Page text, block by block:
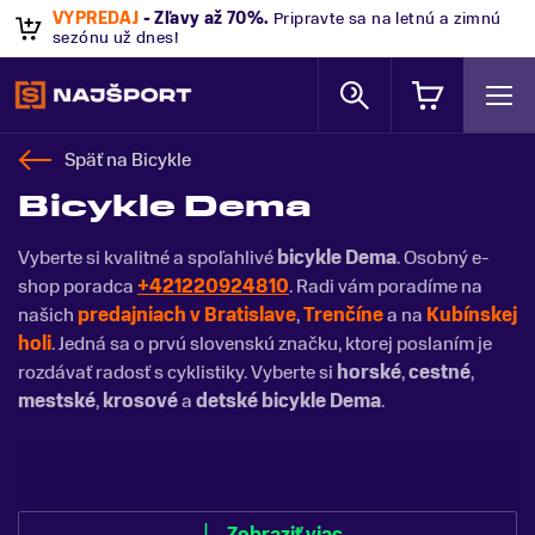
VÝPREDAJ - Zľavy až 70%. Pripravte sa na letnú a zimnú
sezónu už dnes!
Späť na Bicykle
Bicykle Dema
Vyberte si kvalitné a spoľahlivébicykle Dema. Osobný e-
shop poradca+421220924810. Radi vám poradíme na
našich predajniach v Bratislave,Trenčínea na Kubínskej
holi. Jedná sa o prvú slovenskú značku, ktorej poslaním je
rozdávať radosť s cyklistiky. Vyberte si horské,cestné,
mestské,krosovéadetské bicykle Dema.
Zobraziť menej